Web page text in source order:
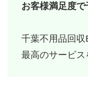
お客様満足度で
千葉不用品回
最高のサービス